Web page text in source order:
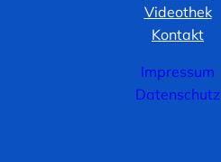
Videothek
Kontakt
Impressum
Datenschutz